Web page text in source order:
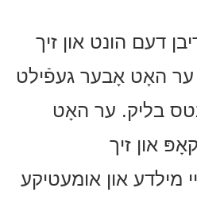
דעם הונט און זיך
ער האָט אָבער געפֿילט
בליק. ער האָט
און זיך
מילדע און אומעטיקע